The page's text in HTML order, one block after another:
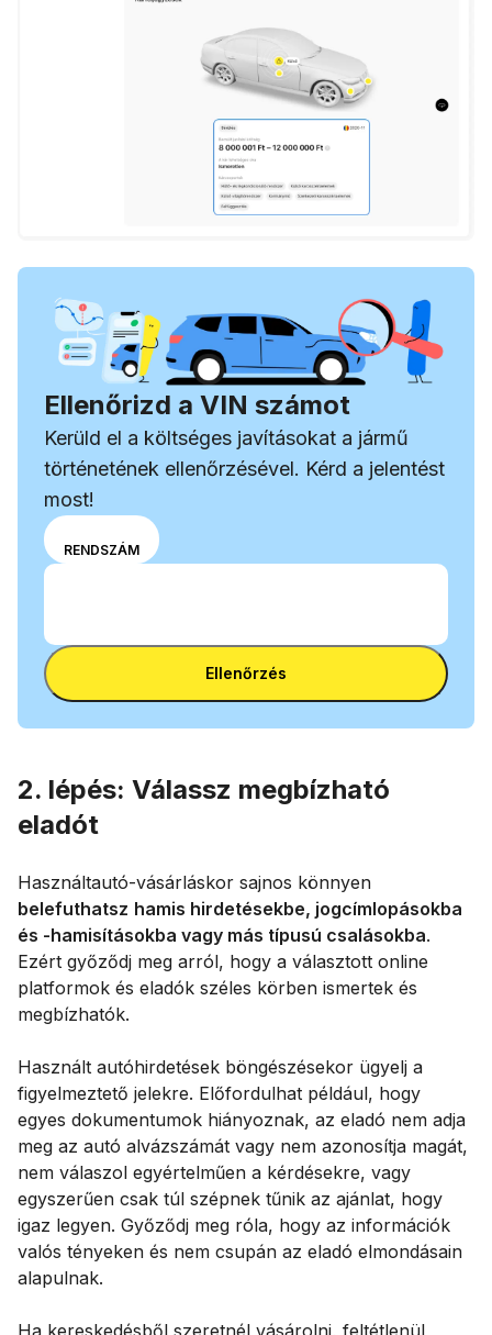
Ellenőrizd a VIN számot
Kerüld el a költséges javításokat a jármű
történetének ellenőrzésével. Kérd a jelentést
most!
Válassz
beviteli
szám és
a
rendszám
RENDSZÁM
Add meg az alvázszámot (VIN)
(VIN)
Add meg az alvázszámot (VIN)
Ellenőrzés
2. lépés: Válassz megbízható
eladót
Használtautó-vásárláskor sajnos könnyen
belefuthatsz hamis hirdetésekbe, jogcímlopásokba
és -hamisításokba vagy más típusú csalásokba.
Ezért győződj meg arról, hogy a választott online
platformok és eladók széles körben ismertek és
megbízhatók.
Használt autóhirdetések böngészésekor ügyelj a
figyelmeztető jelekre. Előfordulhat például, hogy
egyes dokumentumok hiányoznak, az eladó nem adja
meg az autó alvázszámát vagy nem azonosítja magát,
nem válaszol egyértelműen a kérdésekre, vagy
egyszerűen csak túl szépnek tűnik az ajánlat, hogy
igaz legyen. Győződj meg róla, hogy az információk
valós tényeken és nem csupán az eladó elmondásain
alapulnak.